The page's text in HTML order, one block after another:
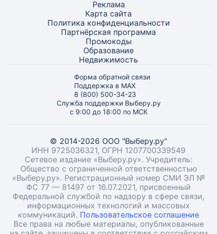
Реклама
Карта сайта
Политика конфиденциальности
Партнёрская программа
Промокоды
Образование
Недвижимость
Форма обратной связи
Поддержка в MAX
8 (800) 500-34-23
Служба поддержки Выберу.ру
с 9:00 до 18:00 по МСК
© 2014-2026 ООО "Выберу.ру"
ИНН 9725036321, ОГРН 1207700339549
Сетевое издание «Выберу.ру». Учредитель:
Общество с ограниченной ответственностью
«Выберу.ру». Регистрационный номер СМИ ЭЛ №
ФС 77 — 81497 от 16.07.2021, присвоенный
Федеральной службой по надзору в сфере связи,
информационных технологий и массовых
коммуникаций. Пользовательское соглашение
Все права на любые материалы, опубликованные